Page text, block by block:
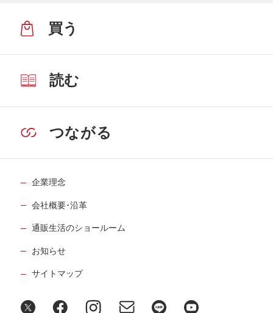
買う
読む
つながる
企業理念
会社概要･沿革
通販生活のショールーム
お知らせ
サイトマップ